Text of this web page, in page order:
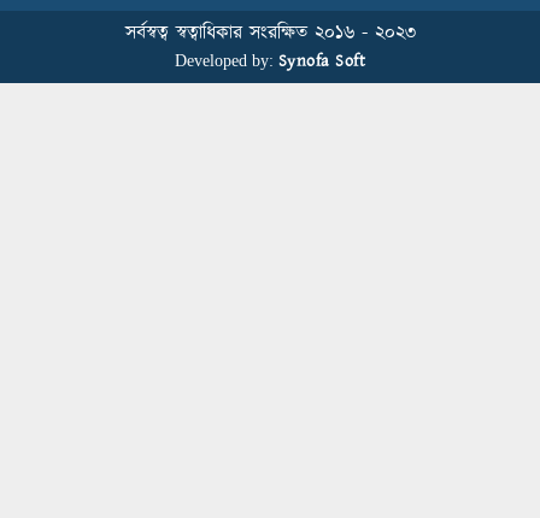
বিডিআরএমজিপি এফএনএফ ফাউন্ডেশনের
সর্বস্বত্ব স্বত্বাধিকার সংরক্ষিত ২০১৬ - ২০২৩
Developed by: Synofa Soft